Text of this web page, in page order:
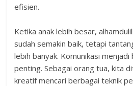
efisien.
Ketika anak lebih besar,
sudah semakin baik, tetapi
lebih banyak. Komunikasi
penting. Sebagai orang tua, kita
kreatif mencari berbagai teknik